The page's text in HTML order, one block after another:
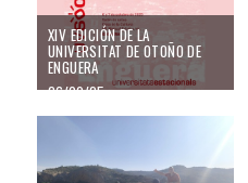
XIV EDICIÓN DE LA
UNIVERSITAT DE OTOÑO DE
ENGUERA
26/09/25
Tejiendo Raíces: Encuentro de